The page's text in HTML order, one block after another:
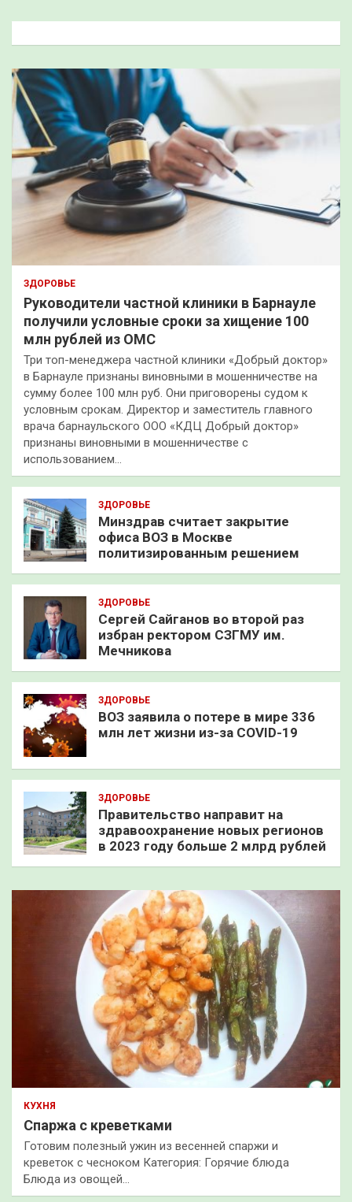
к
ЗДОРОВЬЕ
Руководители частной клиники в Барнауле
получили условные сроки за хищение 100
млн рублей из ОМС
Три топ-менеджера частной клиники «Добрый доктор»
в Барнауле признаны виновными в мошенничестве на
сумму более 100 млн руб. Они приговорены судом к
условным срокам. Директор и заместитель главного
врача барнаульского ООО «КДЦ Добрый доктор»
признаны виновными в мошенничестве с
использованием…
ЗДОРОВЬЕ
Минздрав считает закрытие
офиса ВОЗ в Москве
политизированным решением
ЗДОРОВЬЕ
Сергей Сайганов во второй раз
избран ректором СЗГМУ им.
Мечникова
ЗДОРОВЬЕ
ВОЗ заявила о потере в мире 336
млн лет жизни из-за COVID-19
ЗДОРОВЬЕ
Правительство направит на
здравоохранение новых регионов
в 2023 году больше 2 млрд рублей
КУХНЯ
Спаржа с креветками
Готовим полезный ужин из весенней спаржи и
креветок с чесноком Категория: Горячие блюда
Блюда из овощей…